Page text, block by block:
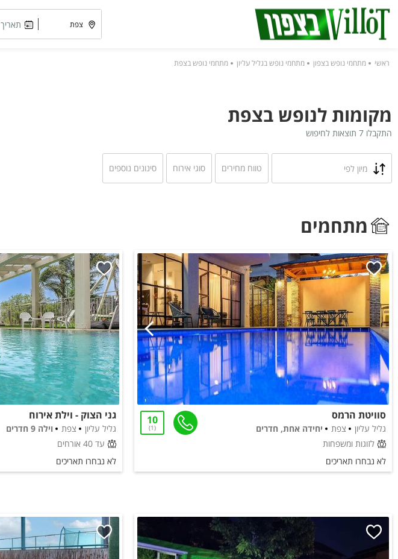
ראשי מתחמי נופש בצפון מתחמי נופש בגליל עליון מתחמי נופש בצפת
מקומות לנופש בצפת
התקבלו 7 תוצאות לחיפוש
תאריך
מיון לפי טווח מחירים סוגי אירוח סינונים נוספים
מתחמים
סוויטת הרמס
גליל עליון צפת
יחידה אחת, חדרים
לזוגות ומשפחות
10
1
לא נבחרו תאריכים
גני הצוק - וילת אירוח
גליל עליון צפת
וילה 9 חדרים
עד 40 אורחים
לא נבחרו תאריכים